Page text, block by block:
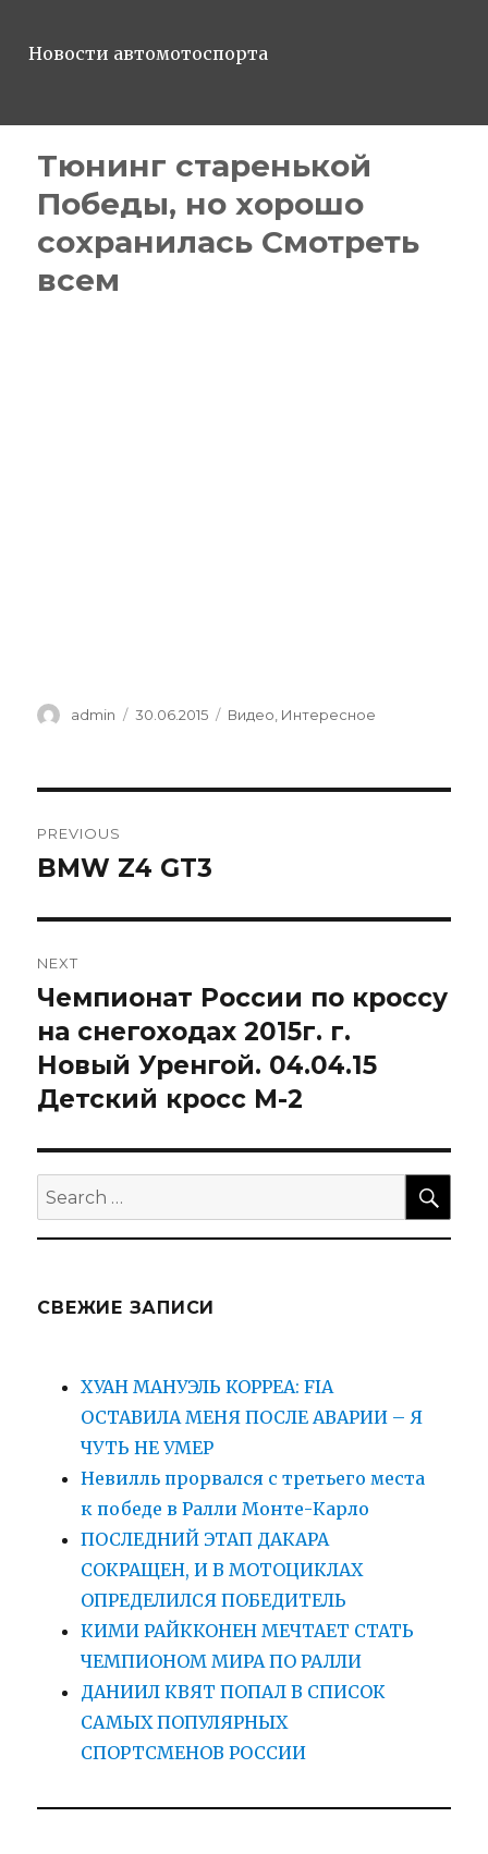
Новости автомотоспорта
Тюнинг старенькой
Победы, но хорошо
сохранилась Смотреть
всем
Author
admin
Posted
30.06.2015 Categories
Видео Интересное
по
PREVIOUS
Previous
BMW Z4 GT3
NEXT
Next
post:
Чемпионат России по кроссу
на снегоходах 2015г. г.
Новый Уренгой. 04.04.15
Детский кросс М-2
Search
for:
СВЕЖИЕ ЗАПИСИ
ХУАН МАНУЭЛЬ КОРРЕА: FIA
ОСТАВИЛА МЕНЯ ПОСЛЕ АВАРИИ – Я
ЧУТЬ НЕ УМЕР
Невилль прорвался с третьего места
к победе в Ралли Монте-Карло
ПОСЛЕДНИЙ ЭТАП ДАКАРА
СОКРАЩЕН, И В МОТОЦИКЛАХ
ОПРЕДЕЛИЛСЯ ПОБЕДИТЕЛЬ
КИМИ РАЙККОНЕН МЕЧТАЕТ СТАТЬ
ЧЕМПИОНОМ МИРА ПО РАЛЛИ
ДАНИИЛ КВЯТ ПОПАЛ В СПИСОК
САМЫХ ПОПУЛЯРНЫХ
СПОРТСМЕНОВ РОССИИ